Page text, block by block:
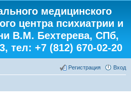
медицинского
центра психиатрии и
В.М. Бехтерева, СПб,
тел: +7 (812) 670-02-20
Вход
Регистрация